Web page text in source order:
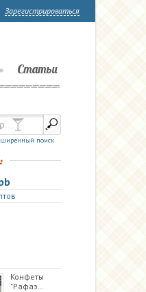
Зарегистрироваться
Статьи
поиск
Конфеты
"Рафаэ…